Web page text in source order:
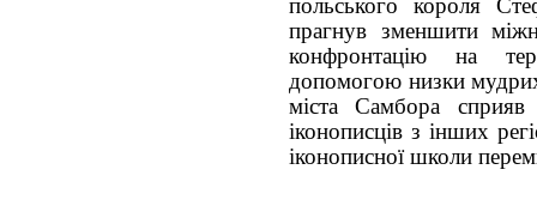
польського короля
прагнув зменшити
конфронтацію на
допомогою низки
міста Самбора сприяв
іконописців з інших
іконописної школи